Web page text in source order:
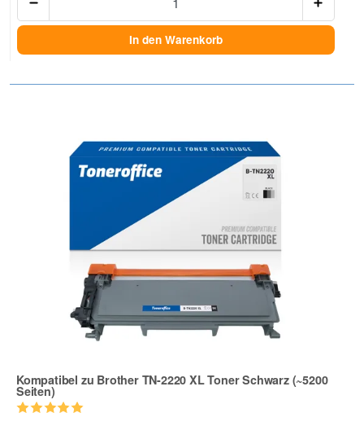
In den Warenkorb
Kompatibel zu Brother TN-2220 XL Toner Schwarz (~5200
Seiten)